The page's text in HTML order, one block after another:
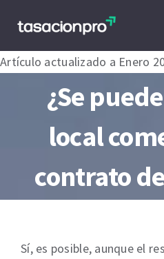
contenido
Artículo actualizado a Enero
¿Se
local
contrato
Sí, es posible, aunque el